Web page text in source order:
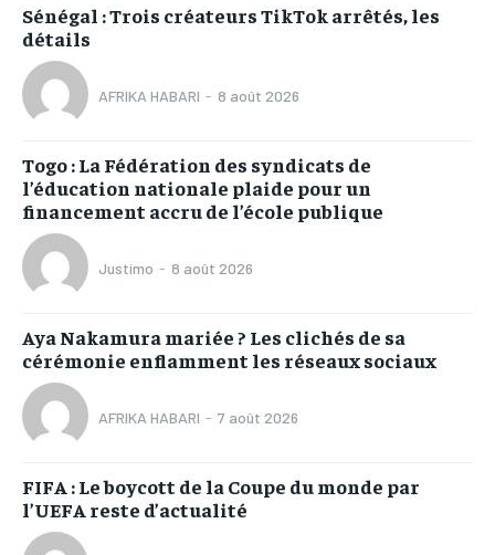
Sénégal : Trois créateurs TikTok arrêtés, les
détails
AFRIKA HABARI - 8 août 2026
Togo : La Fédération des syndicats de
l’éducation nationale plaide pour un
financement accru de l’école publique
Justimo - 8 août 2026
Aya Nakamura mariée ? Les clichés de sa
cérémonie enflamment les réseaux sociaux
AFRIKA HABARI - 7 août 2026
FIFA : Le boycott de la Coupe du monde par
l’UEFA reste d’actualité